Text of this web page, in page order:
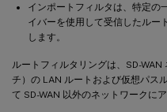
インポートフィルタは、特定の
イバーを使用して受信したルー
します。
ルートフィルタリングは、SD-
チ）の LAN ルートおよび仮想パス
て SD-WAN 以外のネットワークに